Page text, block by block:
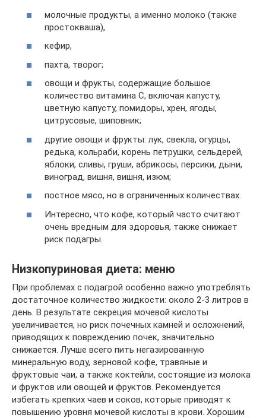
молочные продукты, а именно молоко (также
простокваша),
кефир,
пахта, творог;
овощи и фрукты, содержащие большое
количество витамина С, включая капусту,
цветную капусту, помидоры, хрен, ягоды,
цитрусовые, шиповник;
другие овощи и фрукты: лук, свекла, огурцы,
редька, кольраби, корень петрушки, сельдерей,
яблоки, сливы, груши, абрикосы, персики, дыни,
виноград, вишня, вишня, изюм;
постное мясо, но в ограниченных количествах.
Интересно, что кофе, который часто считают
очень вредным для здоровья, также снижает
риск подагры.
Низкопуриновая диета: меню
При проблемах с подагрой особенно важно употреблять
достаточное количество жидкости: около 2-3 литров в
день. В результате секреция мочевой кислоты
увеличивается, но риск почечных камней и осложнений,
приводящих к повреждению почек, значительно
снижается. Лучше всего пить негазированную
минеральную воду, зерновой кофе, травяные и
фруктовые чаи, а также коктейли, состоящие из молока
и фруктов или овощей и фруктов. Рекомендуется
избегать крепких чаев и соков, которые приводят к
повышению уровня мочевой кислоты в крови. Хорошим